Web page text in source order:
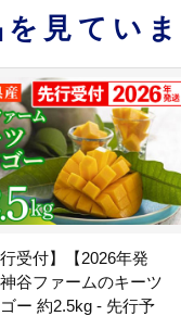
見ていま
行受付】【2026年発
谷ファームのキーツ
ー 約2.5kg - 先行予